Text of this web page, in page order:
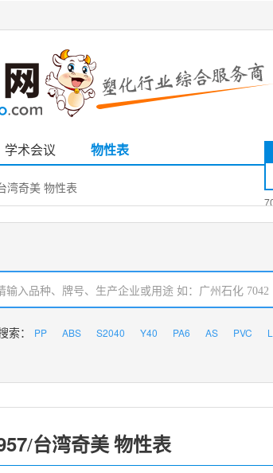
学术会议 物性表
湾奇美 物性表
索： PP ABS S2040 Y40 PA6 AS PVC
/台湾奇美 物性表